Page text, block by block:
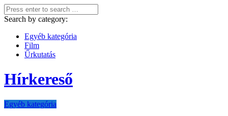
Search by category:
Egyéb kategória
Film
Űrkutatás
Hírkereső
Egyéb kategória